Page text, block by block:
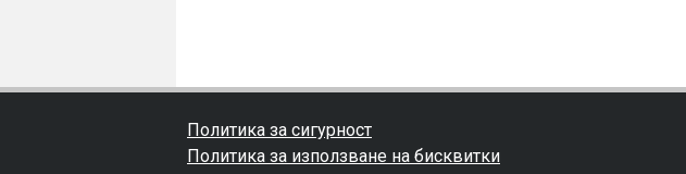
Политика за сигурност
Политика за използване на бисквитки